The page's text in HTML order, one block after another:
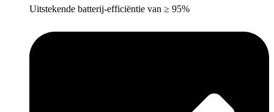
Uitstekende batterij-efficiëntie van ≥ 95%